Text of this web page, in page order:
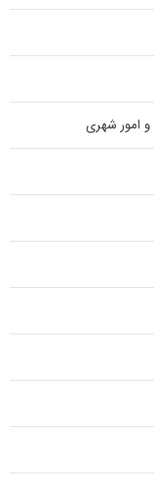
امور شهری